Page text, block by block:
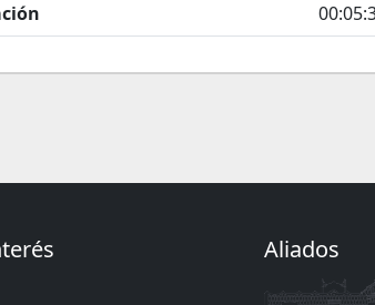
Aliados